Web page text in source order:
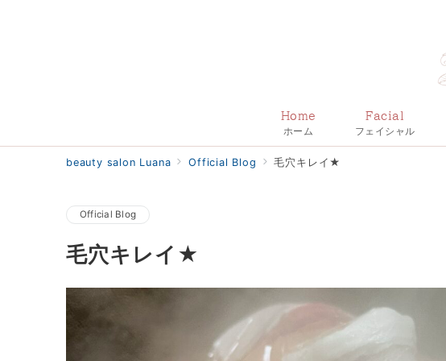
Home
ホーム
Facial
フェイシャル
beauty salon Luana Official Blog 毛穴キレイ★
Official Blog
毛穴キレイ★